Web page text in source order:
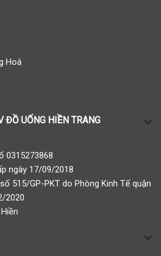
Hoá
ĐỒ UỐNG HIỀN TRANG
0315273868
ngày 17/09/2018
515/GP-PKT do Phòng Kinh Tế quận
2020